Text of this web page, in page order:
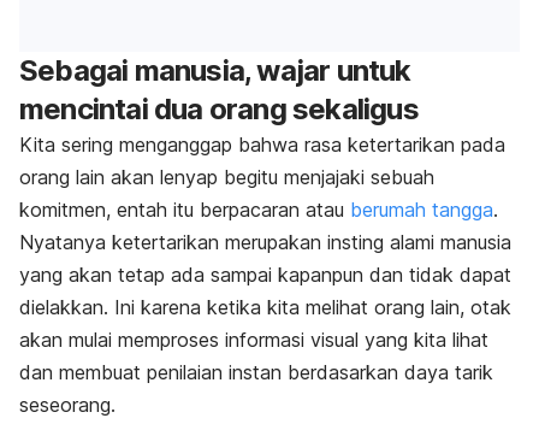
Sebagai manusia, wajar untuk
mencintai dua orang sekaligus
Kita sering menganggap bahwa rasa ketertarikan pada
orang lain akan lenyap begitu menjajaki sebuah
komitmen, entah itu berpacaran atau berumah tangga.
Nyatanya ketertarikan merupakan insting alami manusia
yang akan tetap ada sampai kapanpun dan tidak dapat
dielakkan. Ini karena ketika kita melihat orang lain, otak
akan mulai memproses informasi visual yang kita lihat
dan membuat penilaian instan berdasarkan daya tarik
seseorang.